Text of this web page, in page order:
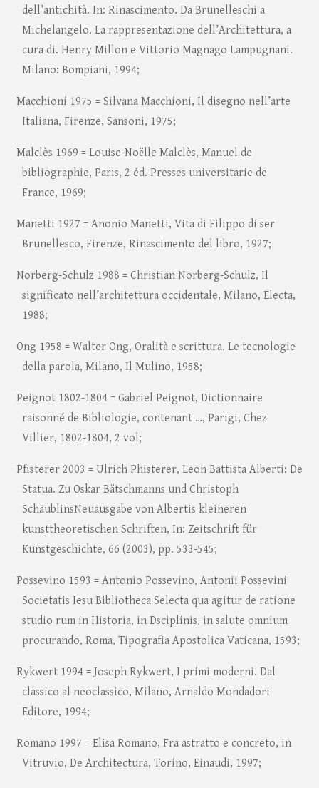
dell’antichità. In: Rinascimento. Da Brunelleschi a
Michelangelo. La rappresentazione dell’Architettura, a
cura di. Henry Millon e Vittorio Magnago Lampugnani.
Milano: Bompiani, 1994;
Macchioni 1975 = Silvana Macchioni, Il disegno nell’arte
Italiana, Firenze, Sansoni, 1975;
Malclès 1969 = Louise-Noëlle Malclès, Manuel de
bibliographie, Paris, 2 éd. Presses universitarie de
France, 1969;
Manetti 1927 = Anonio Manetti, Vita di Filippo di ser
Brunellesco, Firenze, Rinascimento del libro, 1927;
Norberg-Schulz 1988 = Christian Norberg-Schulz, Il
significato nell’architettura occidentale, Milano, Electa,
1988;
Ong 1958 = Walter Ong, Oralità e scrittura. Le tecnologie
della parola, Milano, Il Mulino, 1958;
Peignot 1802-1804 = Gabriel Peignot, Dictionnaire
raisonné de Bibliologie, contenant …, Parigi, Chez
Villier, 1802-1804, 2 vol;
Pfisterer 2003 = Ulrich Phisterer, Leon Battista Alberti: De
Statua. Zu Oskar Bätschmanns und Christoph
SchäublinsNeuausgabe von Albertis kleineren
kunsttheoretischen Schriften, In: Zeitschrift für
Kunstgeschichte, 66 (2003), pp. 533-545;
Possevino 1593 = Antonio Possevino, Antonii Possevini
Societatis Iesu Bibliotheca Selecta qua agitur de ratione
studio rum in Historia, in Dsciplinis, in salute omnium
procurando, Roma, Tipografia Apostolica Vaticana, 1593;
Rykwert 1994 = Joseph Rykwert, I primi moderni. Dal
classico al neoclassico, Milano, Arnaldo Mondadori
Editore, 1994;
Romano 1997 = Elisa Romano, Fra astratto e concreto, in
Vitruvio, De Architectura, Torino, Einaudi, 1997;